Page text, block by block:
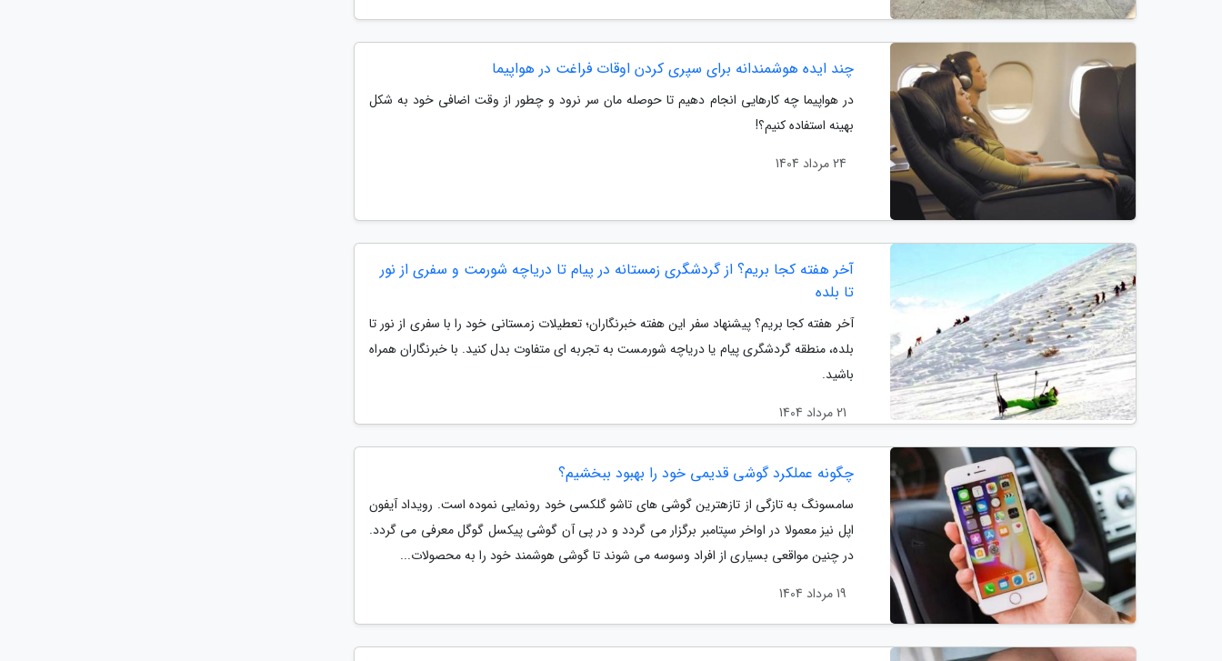
چند ایده هوشمندانه برای سپری کردن اوقات فراغت در هواپیما
در هواپیما چه کارهایی انجام دهیم تا حوصله مان سر نرود و چطور از وقت اضافی خود به شکل
بهینه استفاده کنیم؟!
24 مرداد 1404
آخر هفته کجا بریم؟ از گردشگری زمستانه در پیام تا دریاچه شورمت و سفری از نور
تا بلده
آخر هفته کجا بریم؟ پیشنهاد سفر این هفته خبرنگاران؛ تعطیلات زمستانی خود را با سفری از نور تا
بلده، منطقه گردشگری پیام یا دریاچه شورمست به تجربه ای متفاوت بدل کنید. با خبرنگاران همراه
باشید.
21 مرداد 1404
چگونه عملکرد گوشی قدیمی خود را بهبود ببخشیم؟
سامسونگ به تازگی از تازهترین گوشی های تاشو گلکسی خود رونمایی نموده است. رویداد آیفون
اپل نیز معمولا در اواخر سپتامبر برگزار می گردد و در پی آن گوشی پیکسل گوگل معرفی می گردد.
در چنین مواقعی بسیاری از افراد وسوسه می شوند تا گوشی هوشمند خود را به محصولات...
19 مرداد 1404